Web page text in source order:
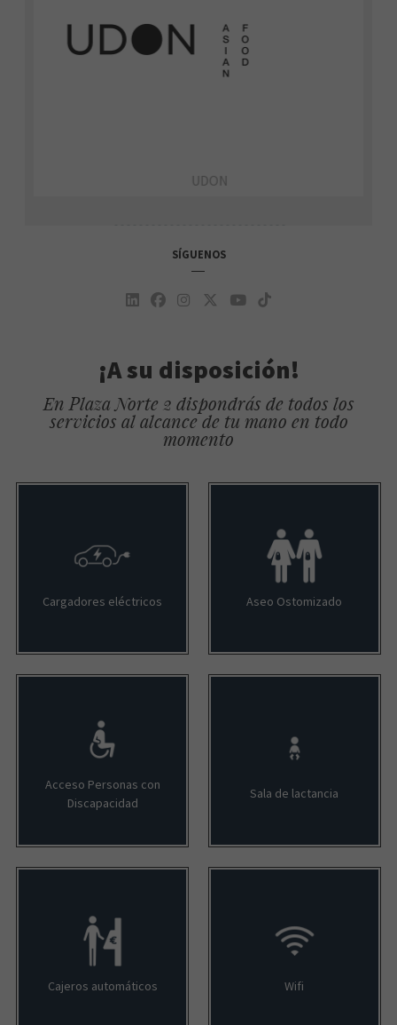
UDON
SÍGUENOS
¡A su disposición!
En Plaza Norte 2 dispondrás de todos los
servicios al alcance de tu mano en todo
momento
Cargadores eléctricos Aseo Ostomizado
Acceso Personas con
Discapacidad
Sala de lactancia
Cajeros automáticos Wifi